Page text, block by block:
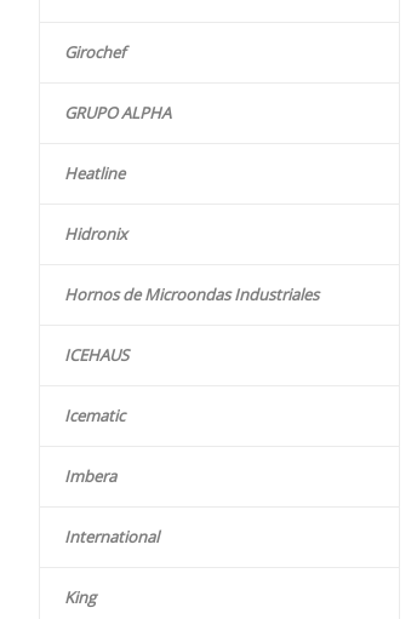
Girochef
GRUPO ALPHA
Heatline
Hidronix
Hornos de Microondas Industriales
ICEHAUS
Icematic
Imbera
International
King